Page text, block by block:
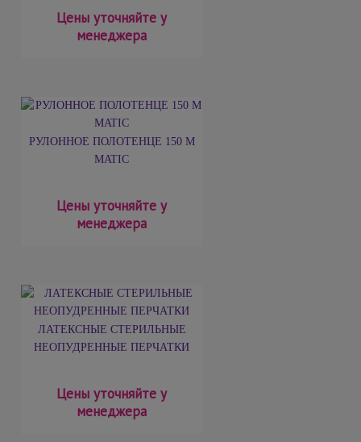
Цены уточняйте у
менеджера
РУЛОННОЕ ПОЛОТЕНЦЕ 150 М
MATIC
Цены уточняйте у
менеджера
ЛАТЕКСНЫЕ СТЕРИЛЬНЫЕ
НЕОПУДРЕННЫЕ ПЕРЧАТКИ
Цены уточняйте у
менеджера